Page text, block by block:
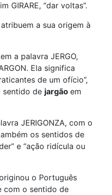
GIRARE, “dar voltas”.
a sua origem à
a palavra JERGO,
Ela significa
de um ofício”,
sentido de jargão em
JERIGONZA, com o
os sentidos de
e “ação ridícula ou
o Português
com o sentido de